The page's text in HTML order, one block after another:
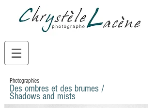
Photographies
Des ombres et des brumes /
Shadows and mists